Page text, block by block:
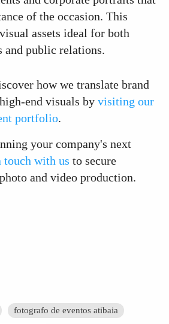
of the occasion. This
assets ideal for both
and public relations.
how we translate brand
end visuals by visiting our
portfolio.
your company's next
touch with us to secure
and video production.
fotografo de eventos atibaia